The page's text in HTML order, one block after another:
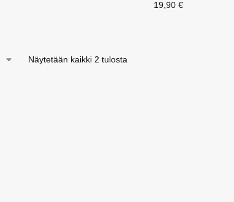
19,90 €
Näytetään kaikki 2 tulosta